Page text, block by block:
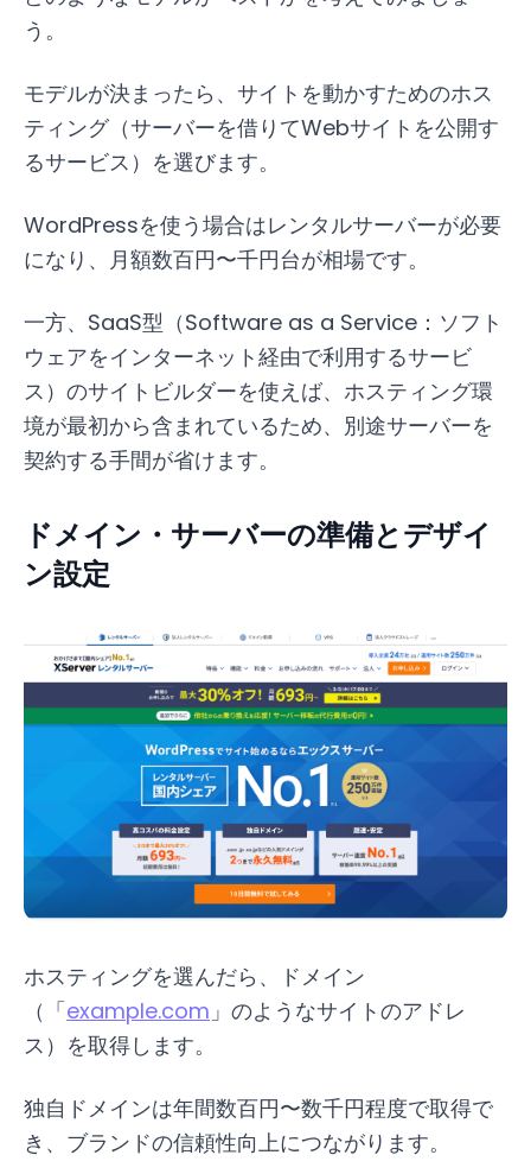
う。
モデルが決まったら、サイトを動かすためのホス
ティング（サーバーを借りてWebサイトを公開す
るサービス）を選びます。
WordPressを使う場合はレンタルサーバーが必要
になり、月額数百円〜千円台が相場です。
一方、SaaS型（Software as a Service：ソフト
ウェアをインターネット経由で利用するサービ
ス）のサイトビルダーを使えば、ホスティング環
境が最初から含まれているため、別途サーバーを
契約する手間が省けます。
ドメイン・サーバーの準備とデザイ
ン設定
ホスティングを選んだら、ドメイン
（「example.com 」のようなサイトのアドレ
ス）を取得します。
独自ドメインは年間数百円〜数千円程度で取得で
き、ブランドの信頼性向上につながります。